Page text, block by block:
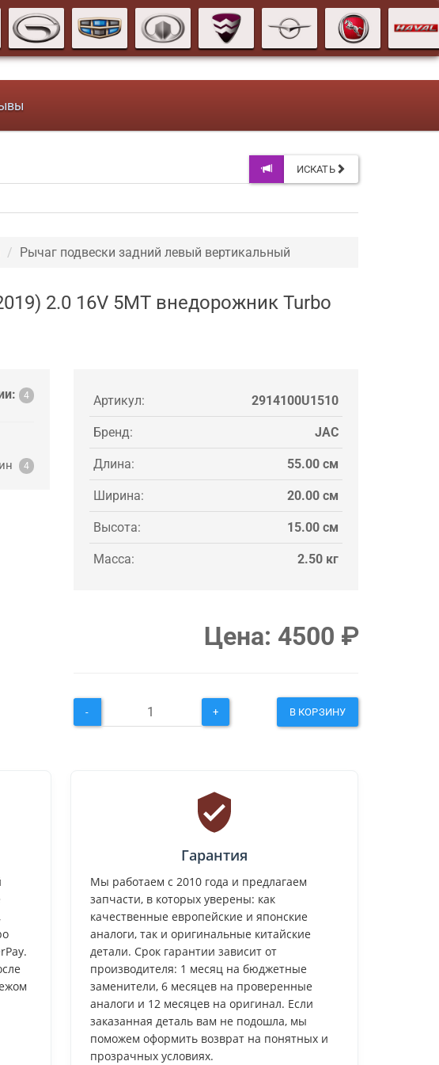
ИСКАТЬ
Рычаг подвески задний левый вертикальный
2.0 16V 5MT внедорожник Turbo
4
4
Артикул: 2914100U1510
Бренд: JAC
Длина: 55.00 см
Ширина: 20.00 см
Высота: 15.00 см
Масса: 2.50 кг
Цена: 4500 ₽
- + В КОРЗИНУ
Гарантия
Мы работаем с 2010 года и предлагаем
запчасти, в которых уверены: как
качественные европейские и японские
аналоги, так и оригинальные китайские
детали. Срок гарантии зависит от
производителя: 1 месяц на бюджетные
заменители, 6 месяцев на проверенные
аналоги и 12 месяцев на оригинал. Если
заказанная деталь вам не подошла, мы
поможем оформить возврат на понятных и
прозрачных условиях.